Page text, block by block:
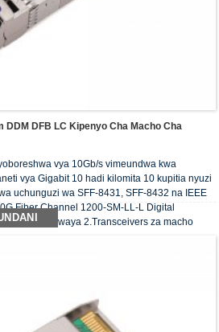
DDM DFB LC Kipenyo Cha Macho Cha
vya 10Gb/s vimeundwa kwa
vya Gigabit 10 hadi kilomita 10 kupitia nyuzi
uchunguzi wa SFF-8431, SFF-8432 na IEEE
Fiber Channel 1200-SM-LL-L Digital
serial cha waya 2.Transceivers za macho